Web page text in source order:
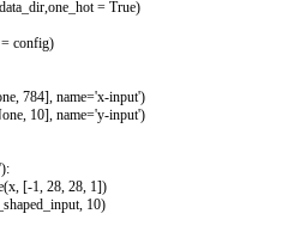
data_dir one_hot = True)
= config)
784] name='x-input')
10] name='y-input')
):
(x [-1 28 28 1])
10)